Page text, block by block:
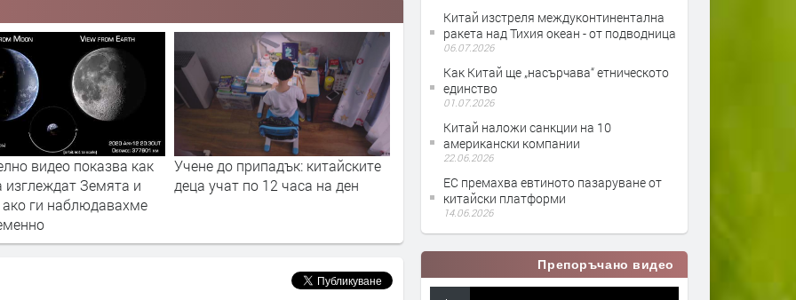
припадък: китайските
по 12 часа на ден
Китай: награда, ако изхвърляш
правилно боклука
Китай застрашава Европа?
затвори на Китай
Китай изстреля междуконтинентална
ракета над Тихия океан - от подводница
06.07.2026
Как Китай ще „насърчава“ етническото
единство
01.07.2026
Китай наложи санкции на 10
американски компании
22.06.2026
ЕС премахва евтиното пазаруване от
китайски платформи
14.06.2026
Препоръчано видео